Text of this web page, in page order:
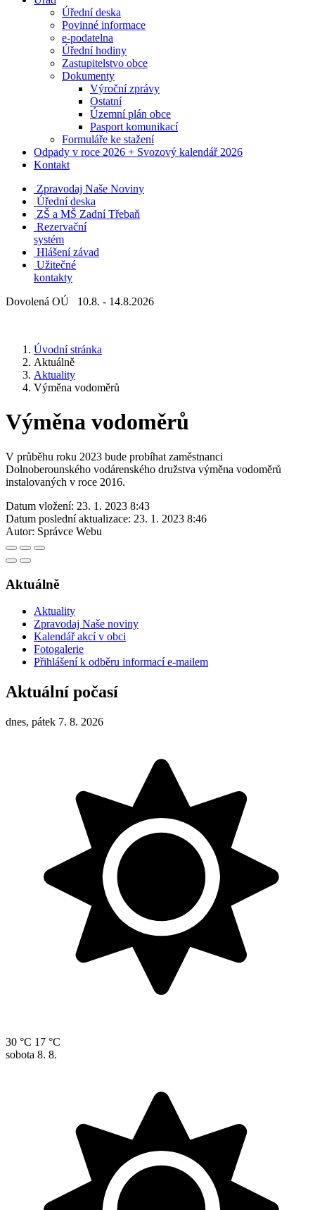
Úřední deska
Povinné informace
e-podatelna
Úřední hodiny
Zastupitelstvo obce
Dokumenty
Výroční zprávy
Ostatní
Územní plán obce
Pasport komunikací
Formuláře ke stažení
Odpady v roce 2026 + Svozový kalendář 2026
Kontakt
Zpravodaj Naše Noviny
Úřední deska
ZŠ a MŠ Zadní Třebaň
Rezervační
systém
Hlášení závad
Užitečné
kontakty
Dovolená OÚ 10.8. - 14.8.2026
Úvodní stránka
Aktuálně
Aktuality
Výměna vodoměrů
Výměna vodoměrů
V průběhu roku 2023 bude probíhat zaměstnanci
Dolnoberounského vodárenského družstva výměna vodoměrů
instalovaných v roce 2016.
Datum vložení: 23. 1. 2023 8:43
Datum poslední aktualizace: 23. 1. 2023 8:46
Autor: Správce Webu
Aktuálně
Aktuality
Zpravodaj Naše noviny
Kalendář akcí v obci
Fotogalerie
Přihlášení k odběru informací e-mailem
Aktuální počasí
dnes, pátek 7. 8. 2026
30 °C 17 °C
sobota 8. 8.